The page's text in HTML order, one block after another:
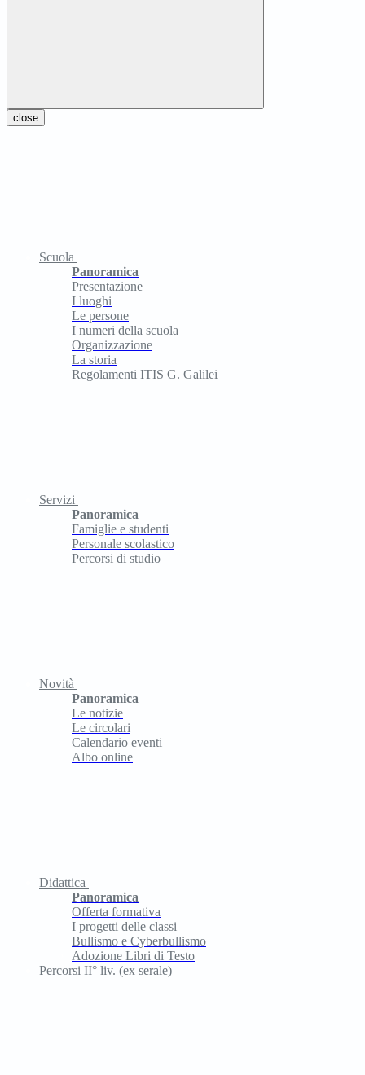
close
Scuola
Panoramica
Presentazione
I luoghi
Le persone
I numeri della scuola
Organizzazione
La storia
Regolamenti ITIS G. Galilei
Servizi
Panoramica
Famiglie e studenti
Personale scolastico
Percorsi di studio
Novità
Panoramica
Le notizie
Le circolari
Calendario eventi
Albo online
Didattica
Panoramica
Offerta formativa
I progetti delle classi
Bullismo e Cyberbullismo
Adozione Libri di Testo
Percorsi II° liv. (ex serale)